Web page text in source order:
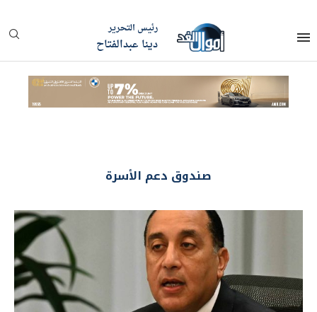
رئيس التحرير
دينا عبدالفتاح
صندوق دعم الأسرة